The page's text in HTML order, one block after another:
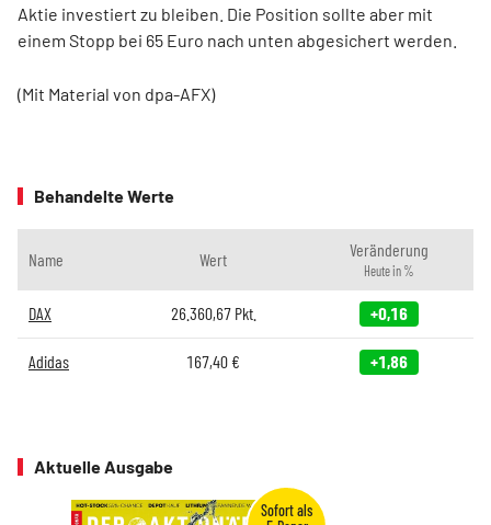
Aktie investiert zu bleiben. Die Position sollte aber mit
einem Stopp bei 65 Euro nach unten abgesichert werden.
(Mit Material von dpa-AFX)
Behandelte Werte
Name Wert Veränderung
Heute in %
DAX 26.360,67Pkt. +0,16
Adidas 167,40 € +1,86
Aktuelle Ausgabe